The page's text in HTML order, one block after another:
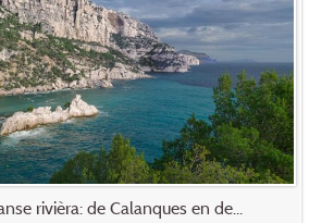
rivièra: de Calanques en de...